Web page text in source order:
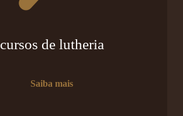
cursos de lutheria
Saiba mais